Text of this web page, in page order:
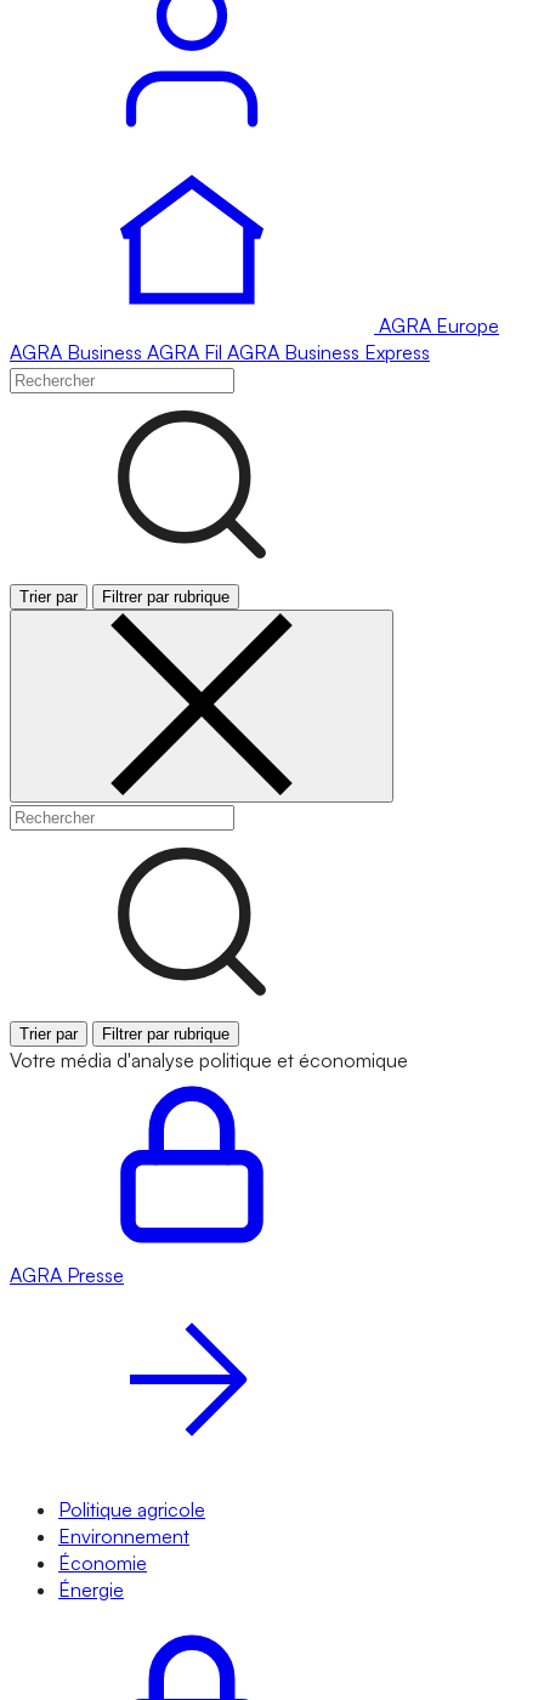
AGRA Europe
AGRA Business AGRA Fil AGRA Business Express
Trier par Filtrer par rubrique
Trier par Filtrer par rubrique
Votre média d'analyse politique et économique
AGRA Presse
Politique agricole
Environnement
Économie
Énergie